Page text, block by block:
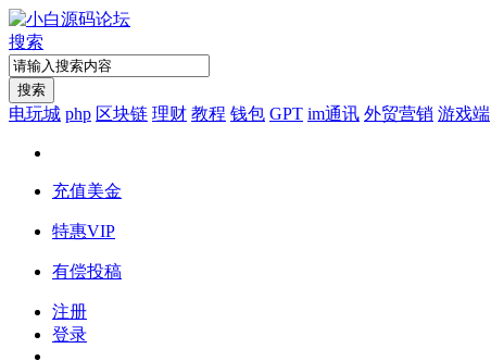
搜索
搜索
电玩城 php 区块链 理财 教程 钱包 GPT im通讯 外贸营销 游戏端
充值美金
特惠VIP
有偿投稿
注册
登录